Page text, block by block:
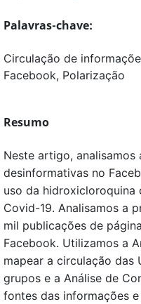
Palavras-chave:
Circulação de
Facebook, Polarização
Resumo
Neste artigo, analisamos
desinformativas no
uso da
Covid-19. Analisamos a
mil publicações de
Facebook. Utilizamos a
mapear a circulação das
grupos e a Análise de
fontes das informações